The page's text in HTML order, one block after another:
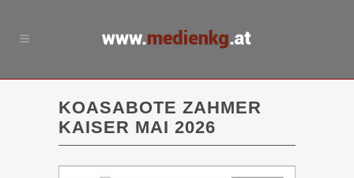
KOASABOTE ZAHMER
KAISER MAI 2026